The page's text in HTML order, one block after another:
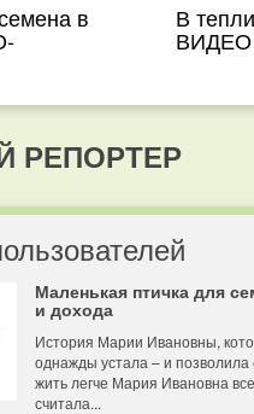
в В
ВИДЕО
РЕПОРТЕР
Маленькая птичка для
и дохода
История Марии Ивановны,
однажды устала – и позволила
жить легче Мария Ивановна
считала...